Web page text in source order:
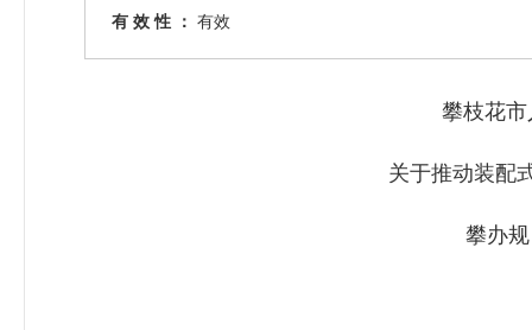
有 效 性 ： 有效
攀枝花
关于推动装配
攀办